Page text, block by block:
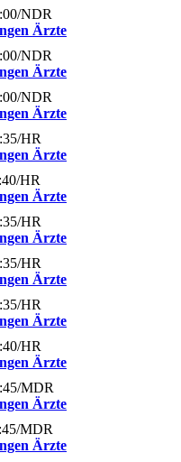
/NDR
Ärzte
/NDR
Ärzte
/NDR
Ärzte
/HR
Ärzte
/HR
Ärzte
/HR
Ärzte
/HR
Ärzte
/HR
Ärzte
/HR
Ärzte
/MDR
Ärzte
/MDR
Ärzte